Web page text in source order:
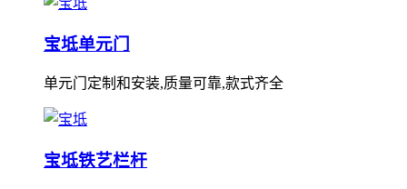
宝坻单元门
单元门定制和安装,质量可靠,款式齐全
宝坻铁艺栏杆